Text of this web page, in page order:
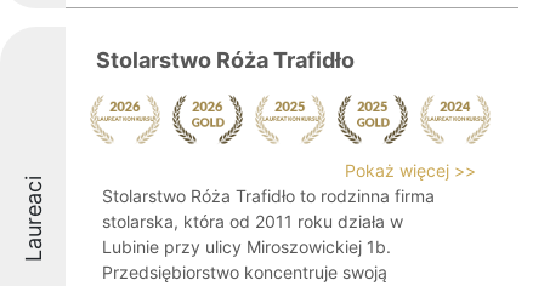
Laureaci
Stolarstwo Róża Trafidło
Pokaż więcej >>
Stolarstwo Róża Trafidło to rodzinna firma
stolarska, która od 2011 roku działa w
Lubinie przy ulicy Miroszowickiej 1b.
Przedsiębiorstwo koncentruje swoją